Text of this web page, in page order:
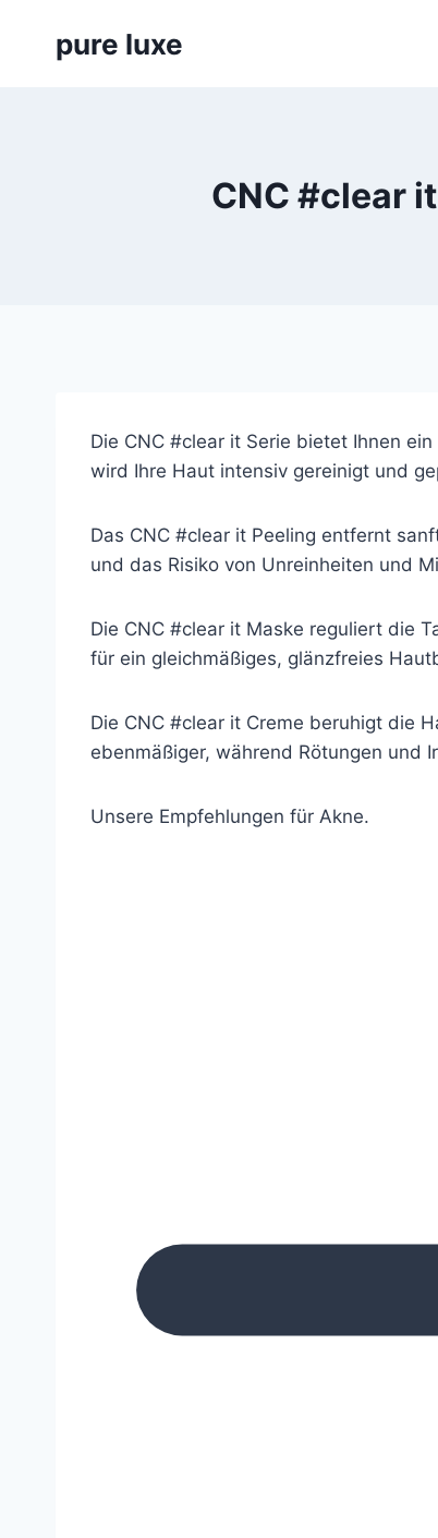
pure luxe
CNC #clear
Die CNC #clear it Serie bietet Ihnen
wird Ihre Haut intensiv gereinigt und
Das CNC #clear it Peeling entfernt
und das Risiko von Unreinheiten und
Die CNC #clear it Maske reguliert die
für ein gleichmäßiges, glänzfreies
Die CNC #clear it Creme beruhigt die
ebenmäßiger, während Rötungen und
Unsere Empfehlungen für Akne.